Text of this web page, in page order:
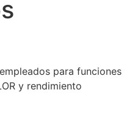
para funciones
y rendimiento